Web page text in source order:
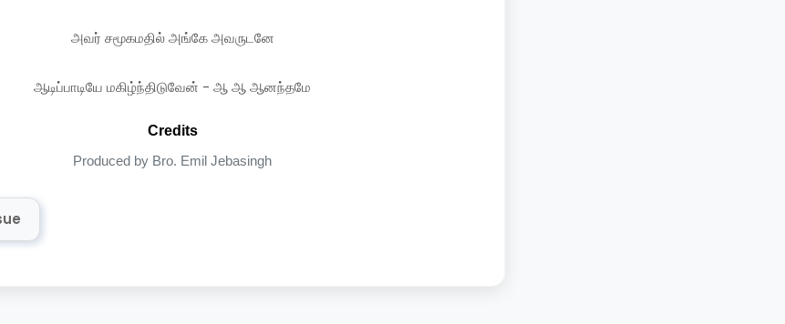
அவர் சமூகமதில் அங்கே அவருடனே
ஆடிப்பாடியே மகிழ்ந்திடுவேன் - ஆ ஆ ஆனந்தமே
Credits
Produced by Bro. Emil Jebasingh